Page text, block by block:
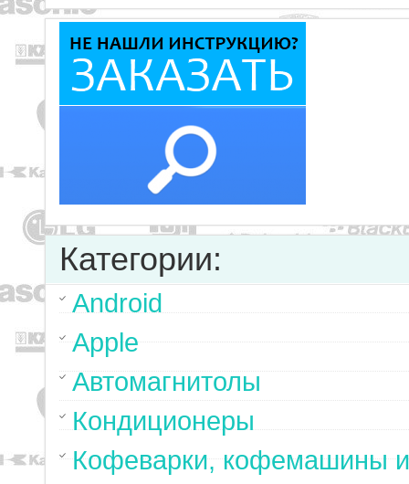
Категории:
Android
Apple
Автомагнитолы
Кондиционеры
Кофеварки, кофемашины